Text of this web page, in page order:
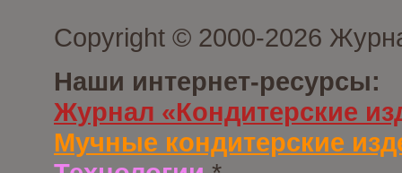
Copyright © 2000-2026
Наши интернет-ресурсы:
Журнал «Кондитерские
Мучные кондитерские